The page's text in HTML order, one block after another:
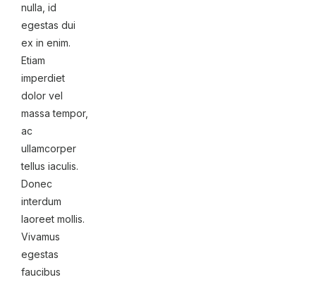
nulla, id
egestas dui
ex in enim.
Etiam
imperdiet
dolor vel
massa tempor,
ac
ullamcorper
tellus iaculis.
Donec
interdum
laoreet mollis.
Vivamus
egestas
faucibus